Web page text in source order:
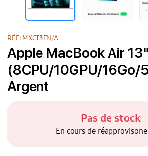
RÉF: MXCT3FN/A
Apple MacBook Air
(8CPU/10GPU/16Go/
Argent
Pas de stock
En cours de